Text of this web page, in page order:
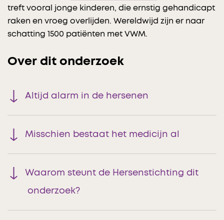
treft vooral jonge kinderen, die ernstig gehandicapt
raken en vroeg overlijden. Wereldwijd zijn er naar
schatting 1500 patiënten met VWM.
Over dit onderzoek
Altijd alarm in de hersenen
Misschien bestaat het medicijn al
Waarom steunt de Hersenstichting dit
onderzoek?